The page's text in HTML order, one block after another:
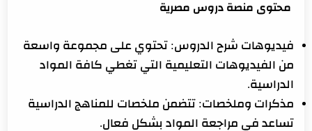
محتوى منصة دروس مصرية
فيديوهات شرح الدروس: تحتوي على مجموعة واسعة
من الفيديوهات التعليمية التي تغطي كافة المواد
الدراسية.
مذكرات وملخصات: تتضمن ملخصات للمناهج الدراسية
تساعد في مراجعة المواد بشكل فعال.